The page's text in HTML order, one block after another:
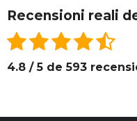
Recensioni reali
4.8 / 5 de 593